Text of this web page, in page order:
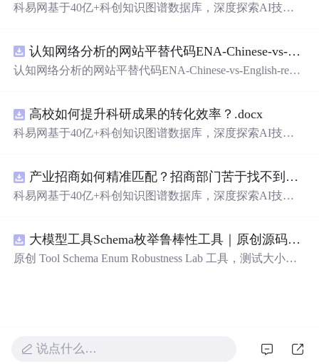
科易网基于40亿+科创知识图谱数据库，深度探索AI技术
新领域的AI+数智化解决方案，推动科技创新与产业创新
智能化发展。
认知网络分析的网站平替代码ENA-Chinese-vs-English-reproducible.zip
认知网络分析的网站平替代码ENA-Chinese-vs-English-repro
高校如何提升科研成果的转化效率？.docx
科易网基于40亿+科创知识图谱数据库，深度探索AI技术
新领域的AI+数智化解决方案，推动科技创新与产业创新
智能化发展。
产业招商如何精准匹配？招商部门苦于找不到符合产业链补链强链方向的目标企业怎么办？.docx
科易网基于40亿+科创知识图谱数据库，深度探索AI技术
新领域的AI+数智化解决方案，推动科技创新与产业创新
智能化发展。
大模型工具Schema枚举鲁棒性工具｜原创源码+测试+离线报告
原创 Tool Schema Enum Robustness Lab 工具，测试大小
热点产品或开源项目源码、Logo、官方截图、论文、生产
说点什么…